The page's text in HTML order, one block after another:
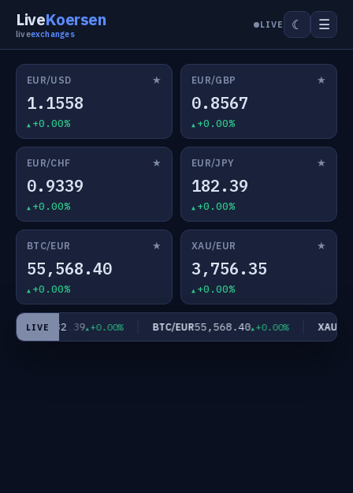
LiveKoersen
liveexchanges
LIVE ☾ ☰
EUR/USD ★
1.1558
+0.00%
EUR/GBP ★
0.8567
+0.00%
EUR/CHF ★
0.9339
+0.00%
EUR/JPY ★
182.39
+0.00%
BTC/EUR ★
55,568.40
+0.00%
XAU/EUR ★
3,756.35
+0.00%
LIVE
EUR/JPY182.39 +0.00% BTC/EUR55,568.40 +0.00% XAU/EUR